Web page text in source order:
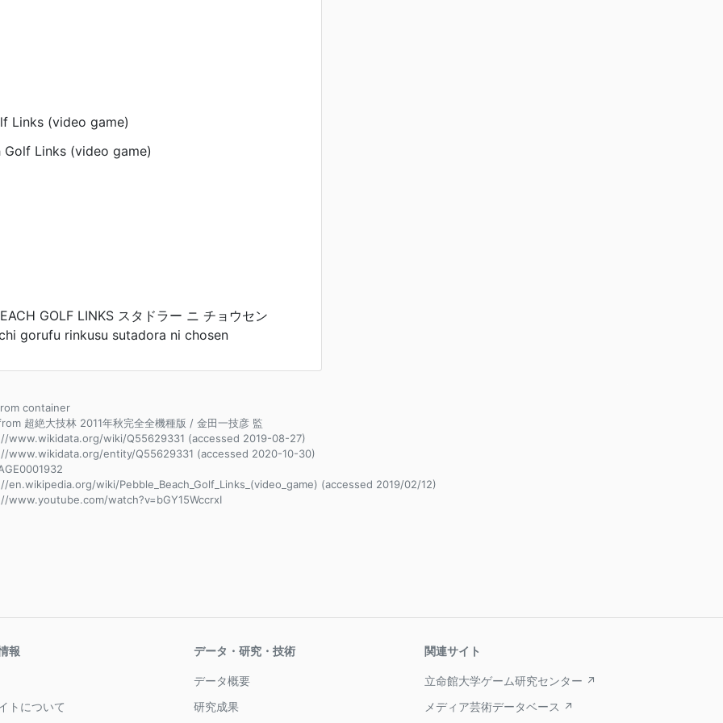
Links (video game)
Links (video game)
GOLF LINKS スタドラー ニ チョウセン
gorufu rinkusu sutadora ni chosen
container
超絶大技林 2011年秋完全全機種版 / 金田一技彦 監
www.wikidata.org/wiki/Q55629331 (accessed 2019-08-27)
www.wikidata.org/entity/Q55629331 (accessed 2020-10-30)
en.wikipedia.org/wiki/Pebble_Beach_Golf_Links_(video_game) (accessed 2019/02/12)
www.youtube.com/watch?v=bGY15WccrxI
報
トについて
データ・研究・技術
データ概要
研究成果
関連サイト
立命館大学ゲーム研究センター ↗
メディア芸術データベース ↗